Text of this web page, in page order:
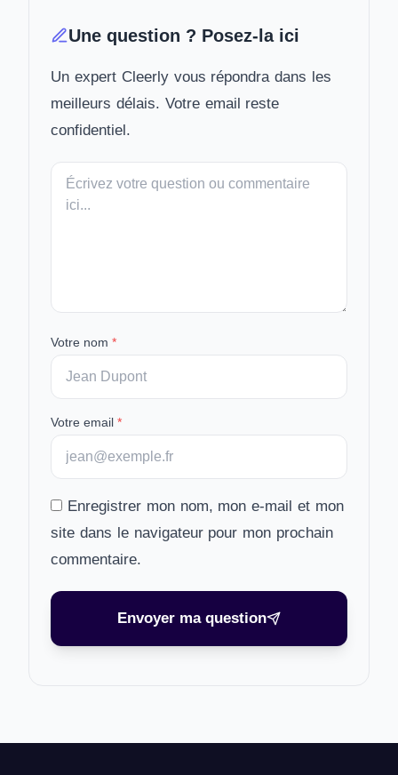
Une question ? Posez-la ici
Un expert Cleerly vous répondra dans les
meilleurs délais. Votre email reste
confidentiel.
Votre
message
Votre nom *
Votre email *
Enregistrer mon nom, mon e-mail et mon
site dans le navigateur pour mon prochain
commentaire.
Envoyer ma question